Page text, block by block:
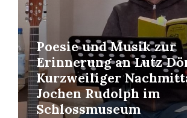
Poesie und Musik zur
Erinnerung an Lutz
Kurzweiliger
Jochen Rudolph im
Schlossmuseum